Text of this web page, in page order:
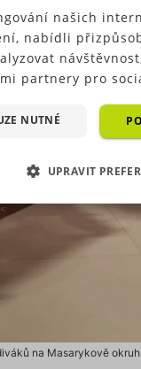
na Masarykově
našich
nabídli
partnery pro
soubory) můžeme
který můžete
těchto typů
na tlačítko
souhlas s
na tlačítko
tzv. nutné nebo
chod této
na podstránce
osobních
NUTNÉ
UPRAVIT
FUNKČNÍ